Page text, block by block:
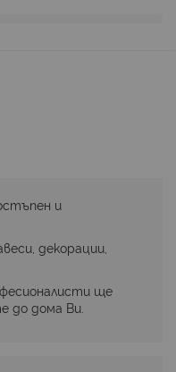
и
декорации,
ще
до дома Ви.